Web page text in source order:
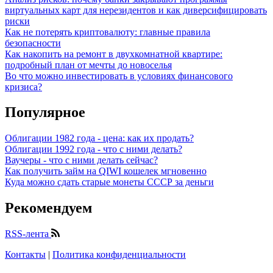
виртуальных карт для нерезидентов и как диверсифицировать
риски
Как не потерять криптовалюту: главные правила
безопасности
Как накопить на ремонт в двухкомнатной квартире:
подробный план от мечты до новоселья
Во что можно инвестировать в условиях финансового
кризиса?
Популярное
Облигации 1982 года - цена: как их продать?
Облигации 1992 года - что с ними делать?
Ваучеры - что с ними делать сейчас?
Как получить займ на QIWI кошелек мгновенно
Куда можно сдать старые монеты СССР за деньги
Рекомендуем
RSS-лента
Контакты | Политика конфиденциальности